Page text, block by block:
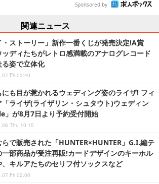
Sponsored by
関連ニュース
・ストーリー」新作一番くじが発売決定!A賞
ッディたちがレトロ感満載のアナログレコード
る姿で立体化
Fri 03:40
も目が惹かれるウェディング姿のライザ! フィ
「ライザ(ライザリン・シュタウト)ウェディン
」が8月7日より予約受付開始
Thu 10:15
らで販売された「HUNTER×HUNTER」G.I.編テ
一部商品が受注再販!カードデザインのキーホル
、キルアたちのセリフ付ソックスなど
Fri 02:00